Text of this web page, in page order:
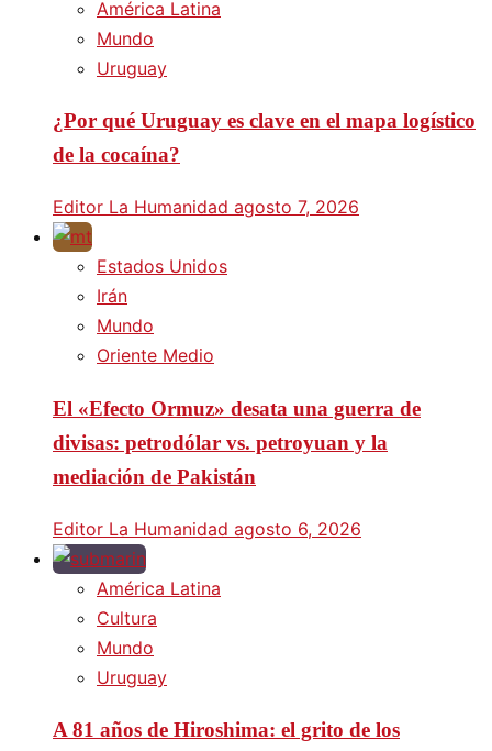
América Latina
Mundo
Uruguay
¿Por qué Uruguay es clave en el mapa logístico
de la cocaína?
Editor La Humanidad agosto 7, 2026
Estados Unidos
Irán
Mundo
Oriente Medio
El «Efecto Ormuz» desata una guerra de
divisas: petrodólar vs. petroyuan y la
mediación de Pakistán
Editor La Humanidad agosto 6, 2026
América Latina
Cultura
Mundo
Uruguay
A 81 años de Hiroshima: el grito de los